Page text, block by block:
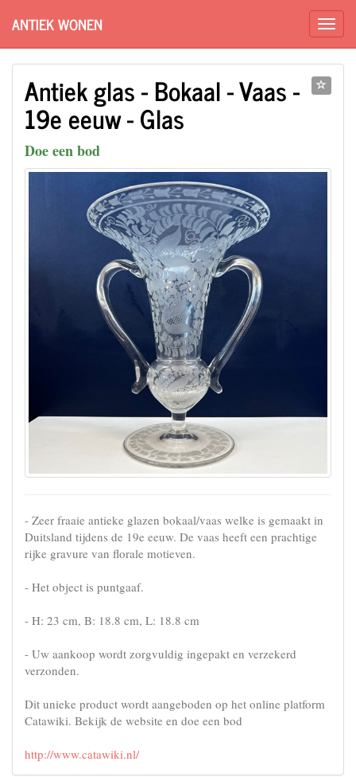
ANTIEK WONEN
Antiek glas - Bokaal - Vaas -
19e eeuw - Glas
Doe een bod
- Zeer fraaie antieke glazen bokaal/vaas welke is gemaakt in
Duitsland tijdens de 19e eeuw. De vaas heeft een prachtige
rijke gravure van florale motieven.
- Het object is puntgaaf.
- H: 23 cm, B: 18.8 cm, L: 18.8 cm
- Uw aankoop wordt zorgvuldig ingepakt en verzekerd
verzonden.
Dit unieke product wordt aangeboden op het online platform
Catawiki. Bekijk de website en doe een bod
http://www.catawiki.nl/